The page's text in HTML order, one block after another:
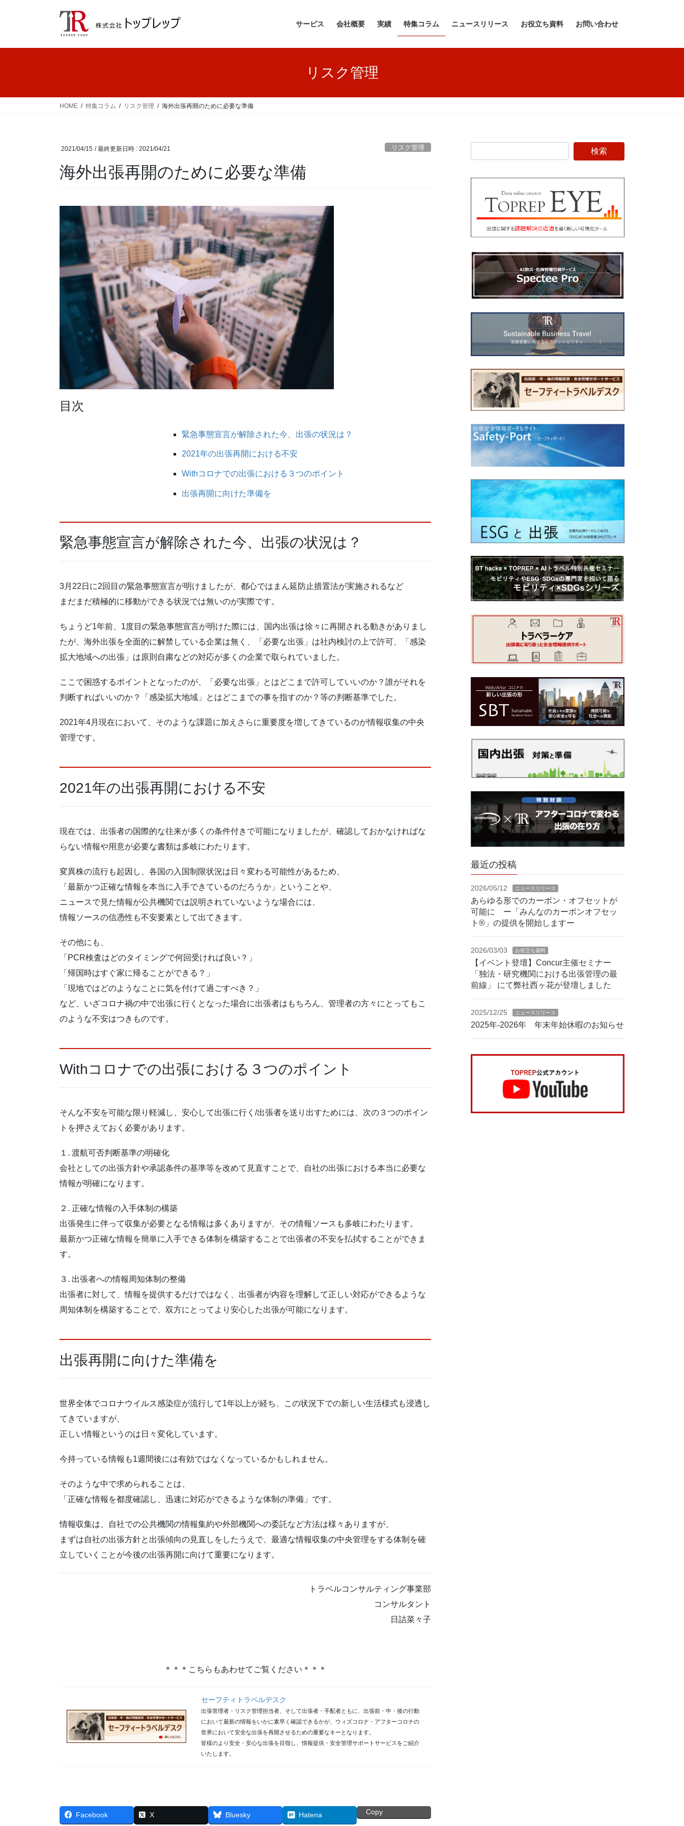
サービス 会社概要 実績 特集コラム ニュースリリース お役立ち資料 お問い合わせ
リスク管理
HOME 特集コラム リスク管理 海外出張再開のために必要な準備
2021/04/15 / 最終更新日時 : 2021/04/21 リスク管理
海外出張再開のために必要な準備
目次
緊急事態宣言が解除された今、出張の状況は？
2021年の出張再開における不安
Withコロナでの出張における３つのポイント
出張再開に向けた準備を
緊急事態宣言が解除された今、出張の状況は？
3月22日に2回目の緊急事態宣言が明けましたが、都心ではまん延防止措置法が実施されるなど
まだまだ積極的に移動ができる状況では無いのが実際です。
ちょうど1年前、1度目の緊急事態宣言が明けた際には、国内出張は徐々に再開される動きがありまし
たが、海外出張を全面的に解禁している企業は無く、「必要な出張」は社内検討の上で許可、「感染
拡大地域への出張」は原則自粛などの対応が多くの企業で取られていました。
ここで困惑するポイントとなったのが、「必要な出張」とはどこまで許可していいのか？誰がそれを
判断すればいいのか？「感染拡大地域」とはどこまでの事を指すのか？等の判断基準でした。
2021年4月現在において、そのような課題に加えさらに重要度を増してきているのが情報収集の中央
管理です。
2021年の出張再開における不安
現在では、出張者の国際的な往来が多くの条件付きで可能になりましたが、確認しておかなければな
らない情報や用意が必要な書類は多岐にわたります。
変異株の流行も起因し、各国の入国制限状況は日々変わる可能性があるため、
「最新かつ正確な情報を本当に入手できているのだろうか」ということや、
ニュースで見た情報が公共機関では説明されていないような場合には、
情報ソースの信憑性も不安要素として出てきます。
その他にも、
「PCR検査はどのタイミングで何回受ければ良い？」
「帰国時はすぐ家に帰ることができる？」
「現地ではどのようなことに気を付けて過ごすべき？」
など、いざコロナ禍の中で出張に行くとなった場合に出張者はもちろん、管理者の方々にとってもこ
のような不安はつきものです。
Withコロナでの出張における３つのポイント
そんな不安を可能な限り軽減し、安心して出張に行く/出張者を送り出すためには、次の３つのポイン
トを押さえておく必要があります。
１. 渡航可否判断基準の明確化
会社としての出張方針や承認条件の基準等を改めて見直すことで、自社の出張における本当に必要な
情報が明確になります。
２. 正確な情報の入手体制の構築
出張発生に伴って収集が必要となる情報は多くありますが、その情報ソースも多岐にわたります。
最新かつ正確な情報を簡単に入手できる体制を構築することで出張者の不安を払拭することができま
す。
３. 出張者への情報周知体制の整備
出張者に対して、情報を提供するだけではなく、出張者が内容を理解して正しい対応ができるような
周知体制を構築することで、双方にとってより安心した出張が可能になります。
出張再開に向けた準備を
世界全体でコロナウイルス感染症が流行して1年以上が経ち、この状況下での新しい生活様式も浸透し
てきていますが、
正しい情報というのは日々変化しています。
今持っている情報も1週間後には有効ではなくなっているかもしれません。
そのような中で求められることは、
「正確な情報を都度確認し、迅速に対応ができるような体制の準備」です。
情報収集は、自社での公共機関の情報集約や外部機関への委託など方法は様々ありますが、
まずは自社の出張方針と出張傾向の見直しをしたうえで、最適な情報収集の中央管理をする体制を確
立していくことが今後の出張再開に向けて重要になります。
トラベルコンサルティング事業部
コンサルタント
日詰菜々子
＊＊＊こちらもあわせてご覧ください＊＊＊
セーフティトラベルデスク
出張管理者・リスク管理担当者、そして出張者・手配者ともに、出張前・中・後の行動
において最新の情報をいかに素早く確認できるかが、ウィズコロナ・アフターコロナの
世界において安全な出張を再開させるための重要なキーとなります。
皆様のより安全・安心な出張を目指し、情報提供・安全管理サポートサービスをご紹介
いたします。
Facebook X Bluesky Hatena Copy
最近の投稿
2026/05/12 ニュースリリース
あらゆる形でのカーボン・オフセットが
可能に ー「みんなのカーボンオフセッ
ト®」の提供を開始しますー
2026/03/03 お役立ち資料
【イベント登壇】Concur主催セミナー
「独法・研究機関における出張管理の最
前線」 にて弊社西ヶ花が登壇しました
2025/12/25 ニュースリリース
2025年-2026年 年末年始休暇のお知らせ